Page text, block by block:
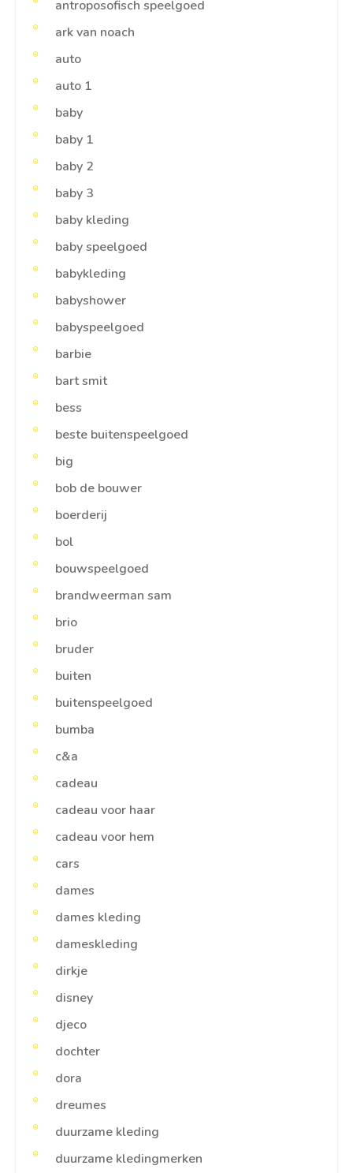
antroposofisch speelgoed
ark van noach
auto
auto 1
baby
baby 1
baby 2
baby 3
baby kleding
baby speelgoed
babykleding
babyshower
babyspeelgoed
barbie
bart smit
bess
beste buitenspeelgoed
big
bob de bouwer
boerderij
bol
bouwspeelgoed
brandweerman sam
brio
bruder
buiten
buitenspeelgoed
bumba
c&a
cadeau
cadeau voor haar
cadeau voor hem
cars
dames
dames kleding
dameskleding
dirkje
disney
djeco
dochter
dora
dreumes
duurzame kleding
duurzame kledingmerken